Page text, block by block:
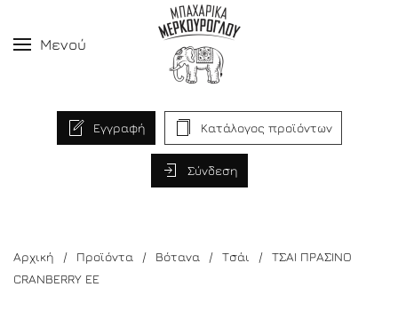
Μενού
Εγγραφή Κατάλογος προϊόντων
Σύνδεση
Αρχική Προϊόντα Βότανα Τσάι
ΤΣΑΙ ΠΡΑΣΙΝΟ
CRANBERRY EΕ